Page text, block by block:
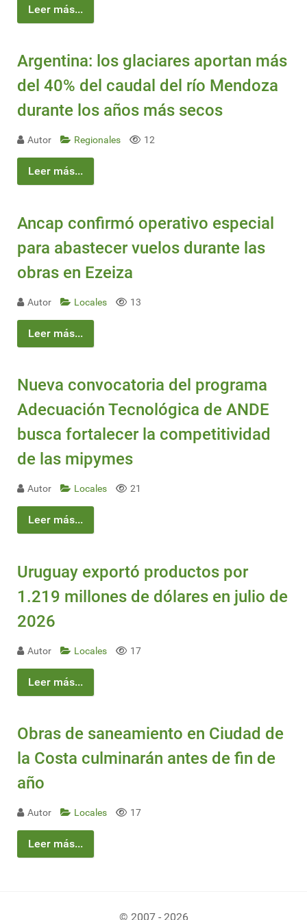
Leer más...
Argentina: los glaciares aportan más
del 40% del caudal del río Mendoza
durante los años más secos
Autor Regionales 12
Leer más...
Ancap confirmó operativo especial
para abastecer vuelos durante las
obras en Ezeiza
Autor Locales 13
Leer más...
Nueva convocatoria del programa
Adecuación Tecnológica de ANDE
busca fortalecer la competitividad
de las mipymes
Autor Locales 21
Leer más...
Uruguay exportó productos por
1.219 millones de dólares en julio de
2026
Autor Locales 17
Leer más...
Obras de saneamiento en Ciudad de
la Costa culminarán antes de fin de
año
Autor Locales 17
Leer más...
© 2007 - 2026